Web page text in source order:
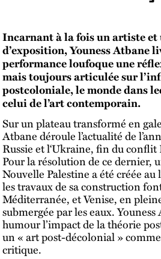
Incarnant à la fois un artiste et
d’exposition, Youness Atbane
performance loufoque une
mais toujours articulée sur
postcoloniale, le monde dans
celui de l’art contemporain.
Sur un plateau transformé en
Atbane déroule l’actualité de
Russie et l‘Ukraine, fin du
Pour la résolution de ce dernier,
Nouvelle Palestine a été créée au
les travaux de sa construction
Méditerranée, et Venise, en
submergée par les eaux.
humour l’impact de la théorie
un « art post-décolonial »
critique.